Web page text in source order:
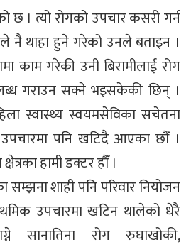
छ । त्यो रोगको उपचार कसरी गर्न
नै थाहा हुने गरेको उनले बताइन ।
काम गरेकी उनी बिरामीलाई रोग
गराउन सक्ने भइसकेकी छिन् ।
स्वास्थ्य स्वयमसेविका सचेतना
उपचारमा पनि खटिदै आएका छौँ ।
हामी डक्टर हौँ ।
शाही पनि परिवार नियोजन
उपचारमा खटिन थालेको धेरै
सानातिना रोग रुघाखोकी,